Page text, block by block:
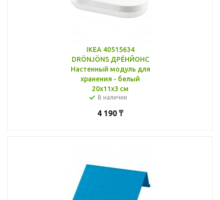
IKEA 40515634
DRÖNJÖNS ДРЁНЙОНС
Настенный модуль для
хранения - белый
20x11x3 см
В наличии
4 190 ₸